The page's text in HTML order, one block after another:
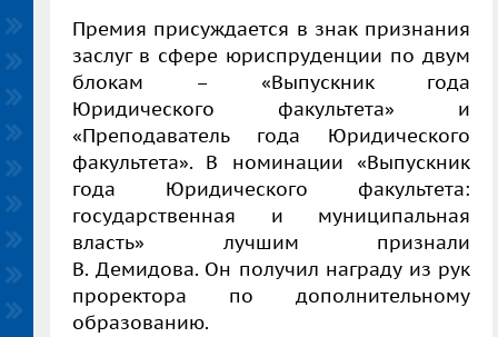
Премия присуждается в знак признания
заслуг в сфере юриспруденции по двум
блокам – «Выпускник года
Юридического факультета» и
«Преподаватель года Юридического
факультета». В номинации «Выпускник
года Юридического факультета:
государственная и муниципальная
власть» лучшим признали
В. Демидова.Он получил награду из рук
проректора по дополнительному
образованию.